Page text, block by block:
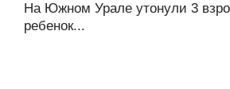
На Южном Урале утонули 3
ребенок...